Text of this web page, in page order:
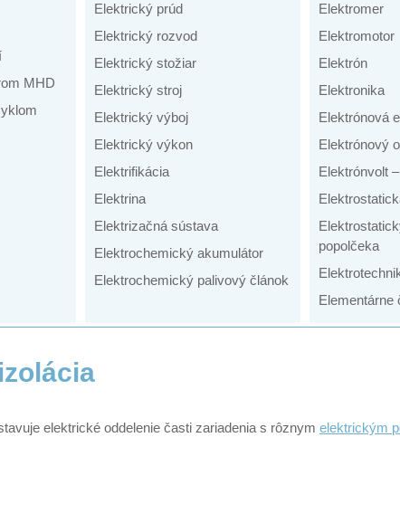
MHD
Elektrický prúd
Elektrický rozvod
Elektrický stožiar
Elektrický stroj
Elektrický výboj
Elektrický výkon
Elektrifikácia
Elektrina
Elektrizačná sústava
Elektrochemický akumulátor
Elektrochemický palivový článok
Elektromer
Elektromotor
Elektrón
Elektronika
Elektrónová
Elektrónový
Elektrónvolt
popolčeka
Elementárne
elektrické oddelenie časti zariadenia s rôznym elektrickým